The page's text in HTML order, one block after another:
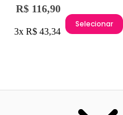
R$ 116,90
3x R$ 43,34
Selecionar